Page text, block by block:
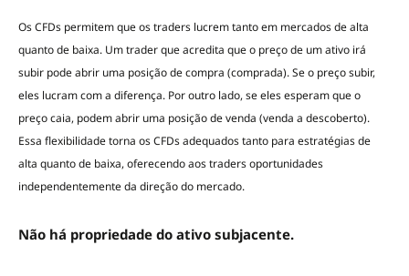
Os CFDs permitem que os traders lucrem tanto em mercados de alta
quanto de baixa. Um trader que acredita que o preço de um ativo irá
subir pode abrir uma posição de compra (comprada). Se o preço subir,
eles lucram com a diferença. Por outro lado, se eles esperam que o
preço caia, podem abrir uma posição de venda (venda a descoberto).
Essa flexibilidade torna os CFDs adequados tanto para estratégias de
alta quanto de baixa, oferecendo aos traders oportunidades
independentemente da direção do mercado.
Não há propriedade do ativo subjacente.